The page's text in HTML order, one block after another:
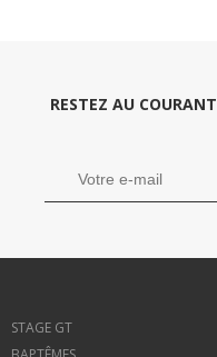
RESTEZ AU COURANT
STAGE GT